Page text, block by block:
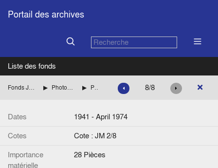
Portail des archives
Liste des fonds
Fonds Jean Monnet : photographies Photographies familiales et personnelles Photographies d'amis 8/8
Dates
1941 - April 1974
Cotes
Cote : JM 2/8
Importance
matérielle
28 Pièces